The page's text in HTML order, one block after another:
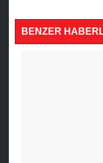
BENZER